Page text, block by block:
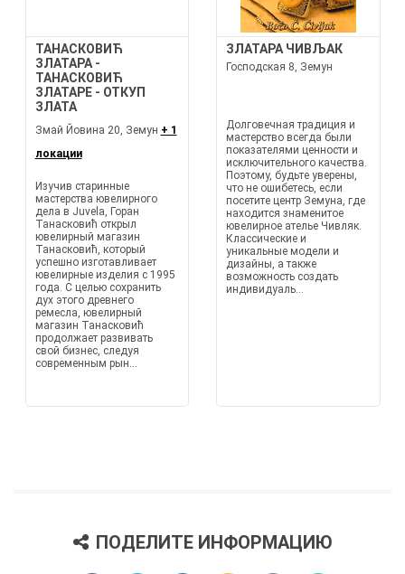
ТАНАСКОВИЋ
ЗЛАТАРА -
ТАНАСКОВИЋ
ЗЛАТАРЕ - ОТКУП
ЗЛАТА
Змай Йовина 20, Земун + 1
локации
Изучив старинные
мастерства ювелирного
дела в Juvela, Горан
Танасковић открыл
ювелирный магазин
Танасковић, который
успешно изготавливает
ювелирные изделия с 1995
года. С целью сохранить
дух этого древнего
ремесла, ювелирный
магазин Танасковић
продолжает развивать
свой бизнес, следуя
современным рын...
ЗЛАТАРА ЧИВЉАК
Господская 8, Земун
Долговечная традиция и
мастерство всегда были
показателями ценности и
исключительного качества.
Поэтому, будьте уверены,
что не ошибетесь, если
посетите центр Земуна, где
находится знаменитое
ювелирное ателье Чивляк.
Классические и
уникальные модели и
дизайны, а также
возможность создать
индивидуаль...
ПОДЕЛИТЕ ИНФОРМАЦИЮ